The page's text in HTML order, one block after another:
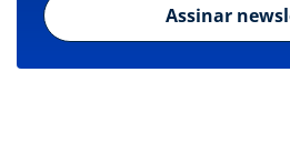
Assinar